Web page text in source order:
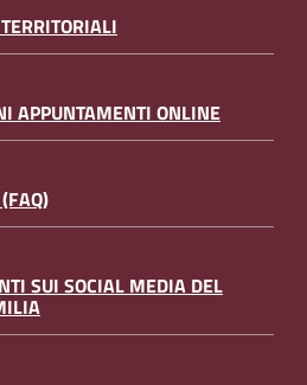
APPUNTAMENTI ONLINE
SUI SOCIAL MEDIA DEL